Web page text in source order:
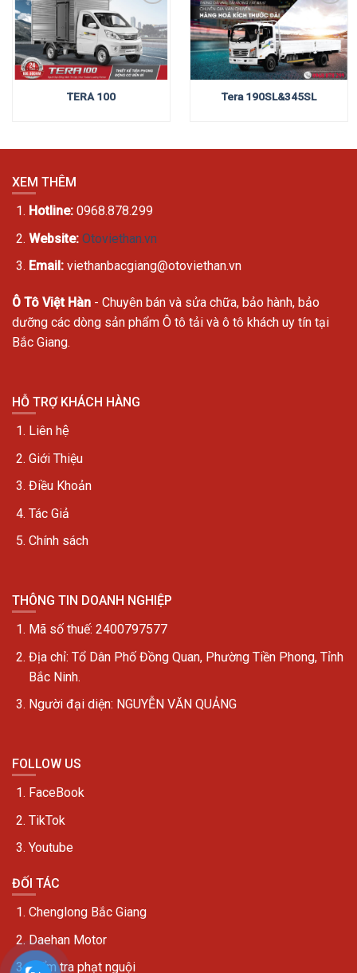
Add to
wishlist
TERA 100
Add to
wishlist
Tera 190SL&345SL
XEM THÊM
Hotline:0968.878.299
Website: Otoviethan.vn
Email: viethanbacgiang@otoviethan.vn
Ô Tô Việt Hàn - Chuyên bán và sửa chữa, bảo hành, bảo
dưỡng các dòng sản phẩm Ô tô tải và ô tô khách uy tín tại
Bắc Giang.
HỖ TRỢ KHÁCH HÀNG
Liên hệ
Giới Thiệu
Điều Khoản
Tác Giả
Chính sách
THÔNG TIN DOANH NGHIỆP
Mã số thuế: 2400797577
Địa chỉ: Tổ Dân Phố Đồng Quan, Phường Tiền Phong, Tỉnh
Bắc Ninh.
Người đại diện: NGUYỄN VĂN QUẢNG
FOLLOW US
FaceBook
TikTok
Youtube
ĐỐI TÁC
Chenglong Bắc Giang
Daehan Motor
Kiểm tra phạt nguội